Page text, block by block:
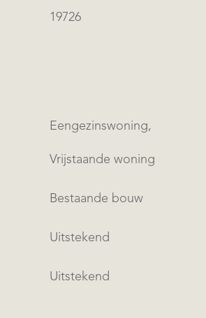
19726
Eengezinswoning,
Vrijstaande woning
Bestaande bouw
Uitstekend
Uitstekend